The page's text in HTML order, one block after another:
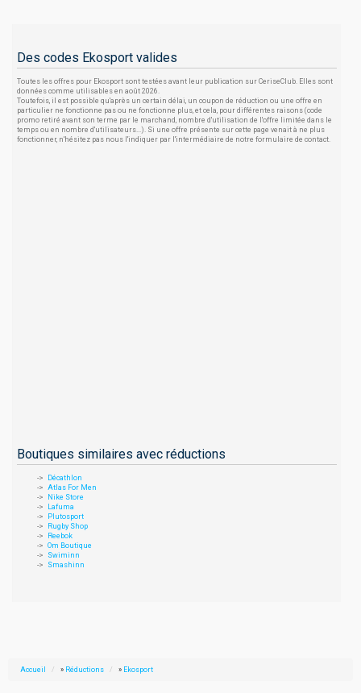
Des codes Ekosport valides
Toutes les offres pour Ekosport sont testées avant leur publication sur CeriseClub. Elles sont
données comme utilisables en août 2026.
Toutefois, il est possible qu'après un certain délai, un coupon de réduction ou une offre en
particulier ne fonctionne pas ou ne fonctionne plus, et cela, pour différentes raisons (code
promo retiré avant son terme par le marchand, nombre d'utilisation de l'offre limitée dans le
temps ou en nombre d'utilisateurs...). Si une offre présente sur cette page venait à ne plus
fonctionner, n'hésitez pas nous l'indiquer par l'intermédiaire de notre formulaire de contact.
Boutiques similaires avec réductions
Décathlon
Atlas For Men
Nike Store
Lafuma
Plutosport
Rugby Shop
Reebok
Om Boutique
Swiminn
Smashinn
Accueil » Réductions » Ekosport